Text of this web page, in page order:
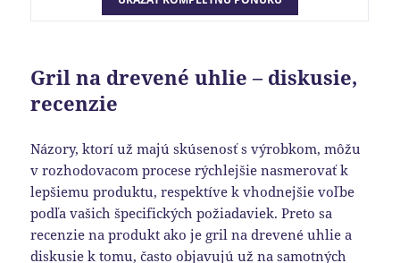
Gril na drevené uhlie – diskusie,
recenzie
Názory, ktorí už majú skúsenosť s výrobkom, môžu
v rozhodovacom procese rýchlejšie nasmerovať k
lepšiemu produktu, respektíve k vhodnejšie voľbe
podľa vašich špecifických požiadaviek. Preto sa
recenzie na produkt ako je gril na drevené uhlie a
diskusie k tomu, často objavujú už na samotných